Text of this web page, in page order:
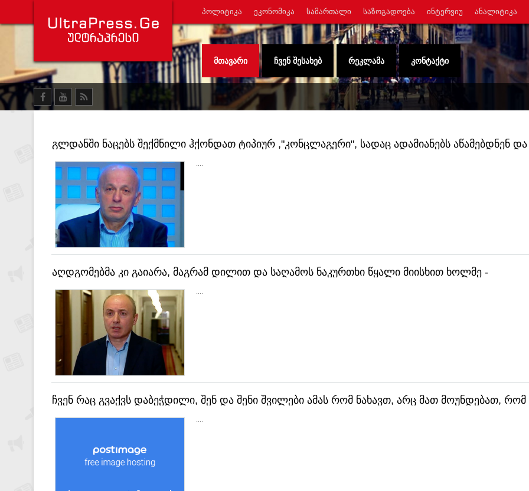
ᲞᲝᲚᲘᲢᲘᲙᲐ ᲔᲙᲝᲜᲝᲛᲘᲙᲐ ᲡᲐᲛᲐᲠᲗᲐᲚᲘ ᲡᲐᲖᲝᲒᲐᲓᲝᲔᲑᲐ ᲘᲜᲢᲔᲠᲕᲘᲣ ᲐᲜᲐᲚᲘᲢᲘᲙᲐ
ᲛᲗᲐᲕᲐᲠᲘ ᲩᲕᲔᲜ ᲨᲔᲡᲐᲮᲔᲑ ᲠᲔᲙᲚᲐᲛᲐ ᲙᲝᲜᲢᲐᲥᲢᲘ
გლდანში ნაცებს შექმნილი ჰქონდათ ტიპიურ ,"კონცლაგერი", სადაც ადამიანებს აწამებდნენ და
ხოცავდნენ გაუგონარი, ურჯუკული, შუასაუკუნეობრივი მეთოდებით - გვენეტაძე
....
აღდგომებმა კი გაიარა, მაგრამ დილით და საღამოს ნაკურთხი წყალი მიისხით ხოლმე -
მაჭარაშვილი
....
ჩვენ რაც გვაქვს დაბეჭდილი, შენ და შენი შვილები ამას რომ ნახავთ, არც მათ მოუნდებათ, რომ
მათი დედა გერქვასო - გედენიძე
....